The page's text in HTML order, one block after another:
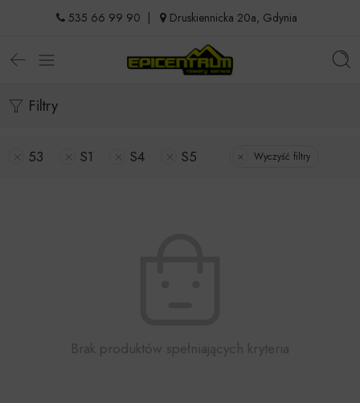
535 66 99 90 Druskiennicka 20a, Gdynia
Filtry
53 S1 S4 S5 Wyczyść filtry
Brak produktów spełniających kryteria